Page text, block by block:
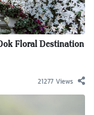
Floral Destination
21277 Views